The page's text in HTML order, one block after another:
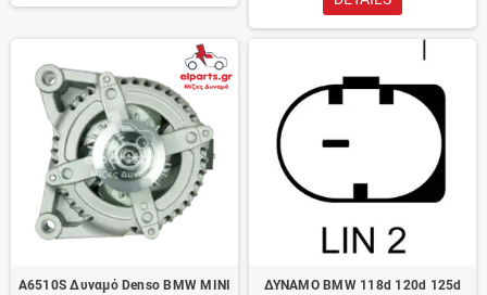
A6510S Δυναμό Denso BMW MINI
ΔΥΝΑΜΟ BMW 118d 120d 125d